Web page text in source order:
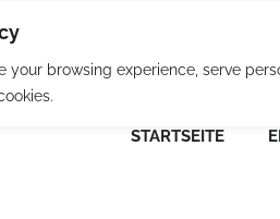
your browsing experience, serve
STARTSEITE